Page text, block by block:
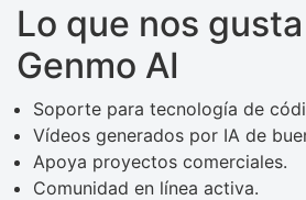
Lo que nos
Genmo AI
Soporte para tecnología de
Vídeos generados por IA de
Apoya proyectos comerciales.
Comunidad en línea activa.